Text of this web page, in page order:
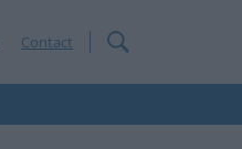
Contact